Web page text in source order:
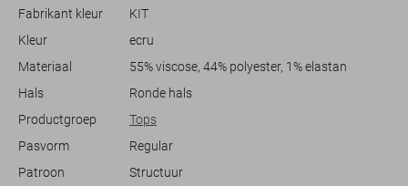
losse rok voor een moeiteloos moderne look die de zomer viert.
Fabrikant kleur
KIT
Kleur
ecru
Materiaal
55% viscose, 44% polyester, 1% elastan
Hals
Ronde hals
Productgroep
Tops
Pasvorm
Regular
Patroon
Structuur